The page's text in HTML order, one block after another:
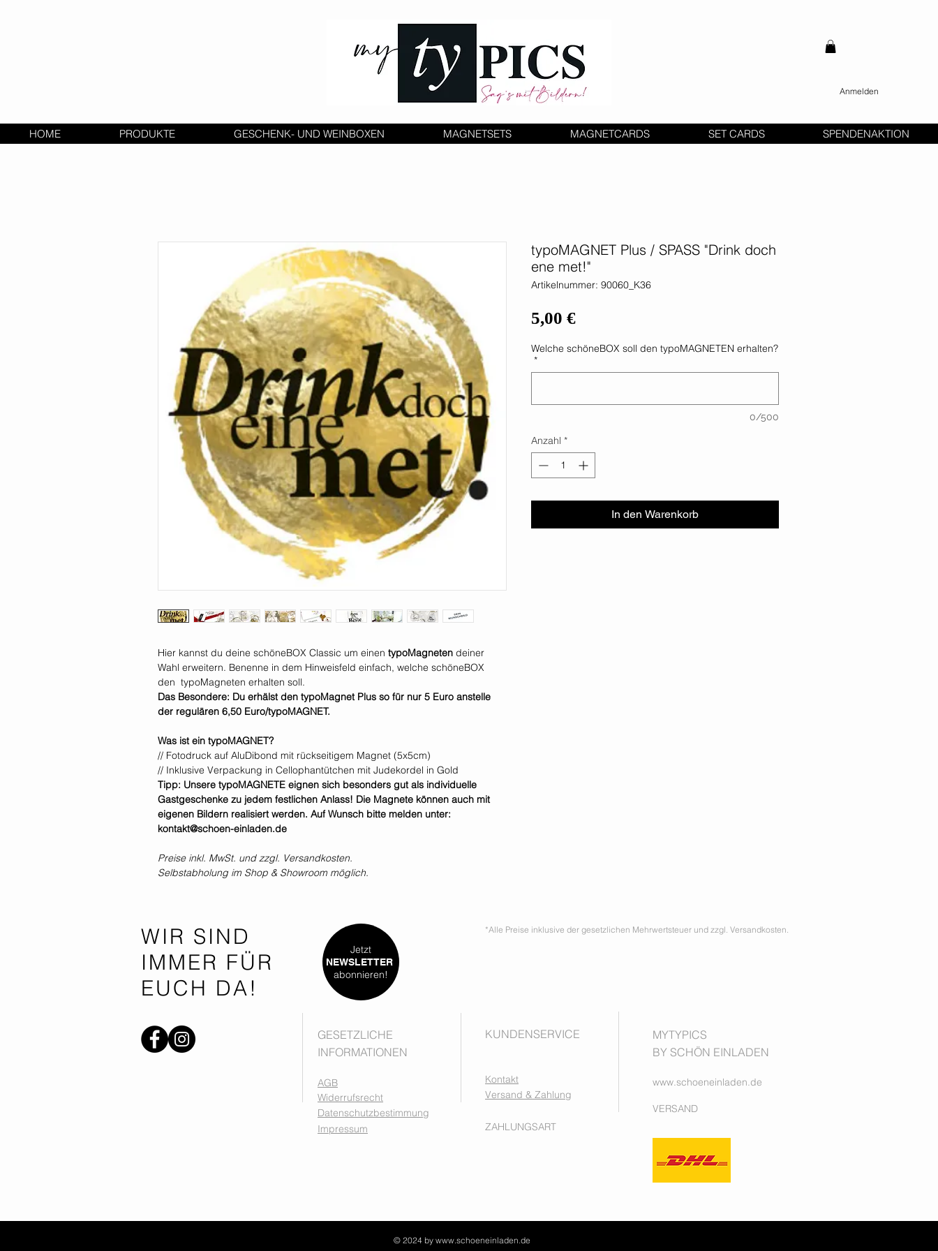
Anmelden
HOME PRODUKTE GESCHENK- UND WEINBOXEN MAGNETSETS MAGNETCARDS SET CARDS SPENDENAKTION
Hier kannst du deine schöneBOX Classic um einen typoMagneten deiner
Wahl erweitern. Benenne in dem Hinweisfeld einfach, welche schöneBOX
den typoMagneten erhalten soll.
Das Besondere: Du erhälst den typoMagnet Plus so für nur 5 Euro anstelle
der regulären 6,50 Euro/typoMAGNET.
Was ist ein typoMAGNET?
// Fotodruck auf AluDibond mit rückseitigem Magnet (5x5cm)
// Inklusive Verpackung in Cellophantütchen mit Judekordel in Gold
Tipp: Unsere typoMAGNETE eignen sich besonders gut als individuelle
Gastgeschenke zu jedem festlichen Anlass! Die Magnete können auch mit
eigenen Bildern realisiert werden. Auf Wunsch bitte melden unter:
kontakt@schoen-einladen.de
Preise inkl. MwSt. und zzgl. Versandkosten.
Selbstabholung im Shop & Showroom möglich.
typoMAGNET Plus / SPASS "Drink doch
ene met!"
Artikelnummer: 90060_K36
5,00 €Preis
Welche schöneBOX soll den typoMAGNETEN erhalten?
*
0/500
Anzahl *
In den Warenkorb
WIR SIND
IMMER FÜR
EUCH DA!
Jetzt
NEWSLETTER
abonnieren!
*Alle Preise inklusive der gesetzlichen Mehrwertsteuer und zzgl. Versandkosten.
GESETZLICHE
INFORMATIONEN
AGB
Widerrufsrecht
Datenschutzbestimmung
Impressum
KUNDENSERVICE
Kontakt
Versand & Zahlung
ZAHLUNGSART
MYTYPICS
BY SCHÖN EINLADEN
www.schoeneinladen.de
VERSAND
© 2024 by www.schoeneinladen.de